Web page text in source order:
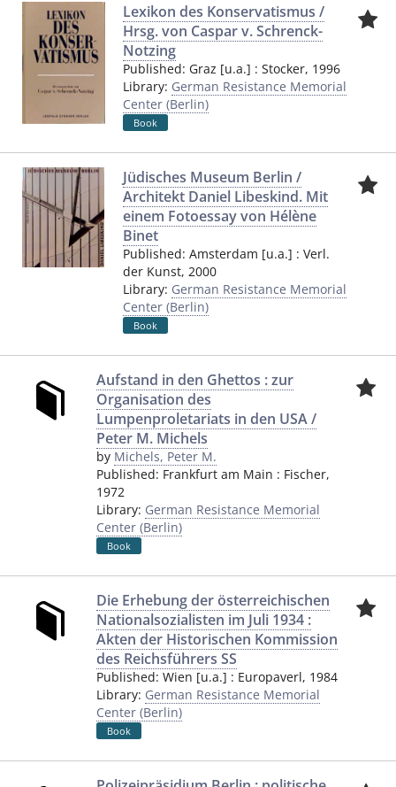
Lexikon des Konservatismus /
Hrsg. von Caspar v. Schrenck-
Notzing
Published: Graz [u.a.] : Stocker, 1996
Library: German Resistance Memorial
Center (Berlin)
Book
Jüdisches Museum Berlin /
Architekt Daniel Libeskind. Mit
einem Fotoessay von Hélène
Binet
Published: Amsterdam [u.a.] : Verl.
der Kunst, 2000
Library: German Resistance Memorial
Center (Berlin)
Book
Aufstand in den Ghettos : zur
Organisation des
Lumpenproletariats in den USA /
Peter M. Michels
by Michels, Peter M.
Published: Frankfurt am Main : Fischer,
1972
Library: German Resistance Memorial
Center (Berlin)
Book
Die Erhebung der österreichischen
Nationalsozialisten im Juli 1934 :
Akten der Historischen Kommission
des Reichsführers SS
Published: Wien [u.a.] : Europaverl, 1984
Library: German Resistance Memorial
Center (Berlin)
Book